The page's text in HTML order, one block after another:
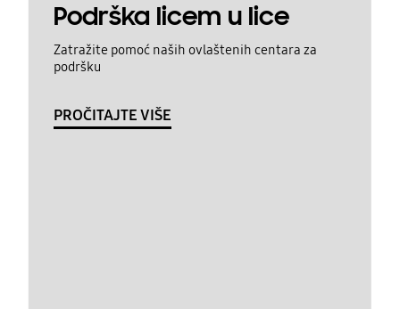
Podrška licem u lice
Zatražite pomoć naših ovlaštenih centara za
podršku
PROČITAJTE VIŠE